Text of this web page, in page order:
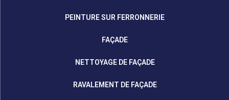
PEINTURE SUR FERRONNERIE
FAÇADE
NETTOYAGE DE FAÇADE
RAVALEMENT DE FAÇADE